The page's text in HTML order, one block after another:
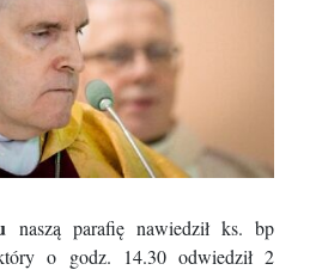
naszą parafię nawiedził ks. bp
o godz. 14.30 odwiedził 2